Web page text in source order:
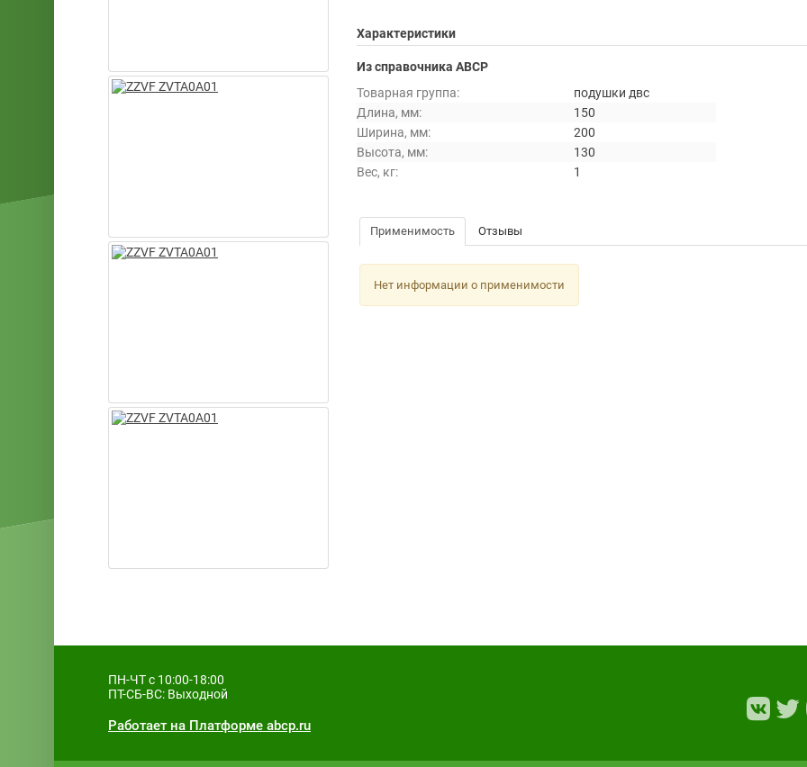
Характеристики
Из справочника ABCP
Товарная группа:
подушки двс
Длина, мм:
150
Ширина, мм:
200
Высота, мм:
130
Вес, кг:
1
Применимость Отзывы
Нет информации о применимости
ПН-ЧТ с 10:00-18:00
ПТ-СБ-ВС: Выходной
Работает на Платформе abcp.ru